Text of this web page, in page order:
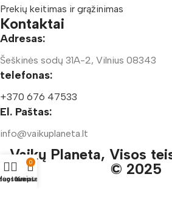
Prekių keitimas ir grąžinimas
Kontaktai
Adresas:
Šeškinės sodų 31A-2, Vilnius 08343
telefonas:
+370 676 47533
El. Paštas:
info@vaikuplaneta.lt
Vaikų Planeta, Visos
© 2025
0
Krepšelis